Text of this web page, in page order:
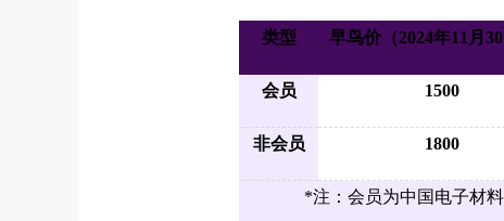
类型 早鸟价（2024年11月30
会员 1500
非会员 1800
*注：会员为中国电子材